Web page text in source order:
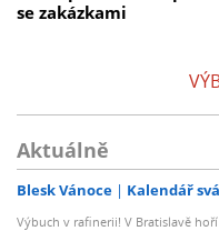
se zakázkami
Aktuálně
Blesk Vánoce Kalendář
Výbuch v rafinerii! V Bratislavě